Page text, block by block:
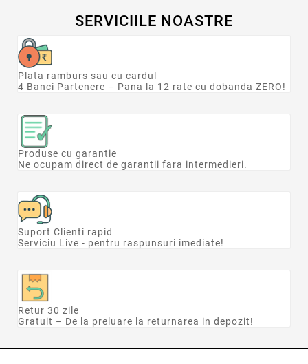
SERVICIILE NOASTRE
Plata ramburs sau cu cardul
4 Banci Partenere – Pana la 12 rate cu dobanda ZERO!
Produse cu garantie
Ne ocupam direct de garantii fara intermedieri.
Suport Clienti rapid
Serviciu Live - pentru raspunsuri imediate!
Retur 30 zile
Gratuit – De la preluare la returnarea in depozit!